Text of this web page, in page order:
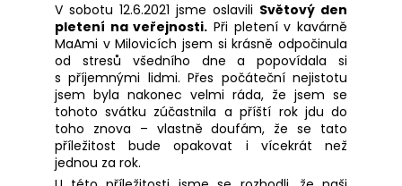
V sobotu 12.6.2021 jsme oslavili Světový den
pletení na veřejnosti. Při pletení v kavárně
MaAmi v Milovicích jsem si krásně odpočinula
od stresů všedního dne a popovídala si
s příjemnými lidmi. Přes počáteční nejistotu
jsem byla nakonec velmi ráda, že jsem se
tohoto svátku zúčastnila a příští rok jdu do
toho znova – vlastně doufám, že se tato
příležitost bude opakovat i vícekrát než
jednou za rok.